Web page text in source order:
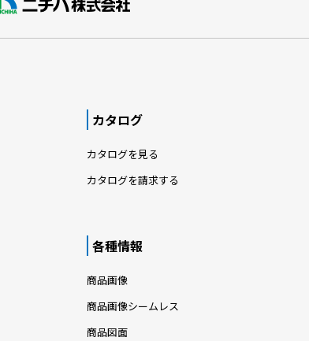
カタログ
カタログを見る
カタログを請求する
各種情報
商品画像
商品画像シームレス
商品図面